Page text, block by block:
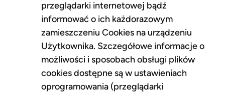
przeglądarki internetowej bądź
informować o ich każdorazowym
zamieszczeniu Cookies na urządzeniu
Użytkownika. Szczegółowe informacje o
możliwości i sposobach obsługi plików
cookies dostępne są w ustawieniach
oprogramowania (przeglądarki